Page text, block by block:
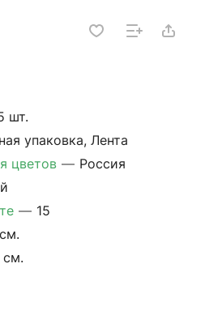
шт.
упаковка, Лента
цветов — Россия
— 15
см.